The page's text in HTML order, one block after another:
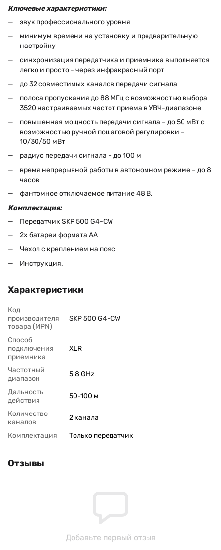
Ключевые характеристики:
звук профессионального уровня
минимум времени на установку и предварительную
настройку
синхронизация передатчика и приемника выполняется
легко и просто - через инфракрасный порт
до 32 совместимых каналов передачи сигнала
полоса пропускания до 88 МГц с возможностью выбора
3520 настраиваемых частот приема в УВЧ-диапазоне
повышенная мощность передачи сигнала – до 50 мВт с
возможностью ручной пошаговой регулировки –
10/30/50 мВт
радиус передачи сигнала – до 100 м
время непрерывной работы в автономном режиме – до 8
часов
фантомное отключаемое питание 48 В.
Комплектация:
Передатчик SKP 500 G4-CW
2х батареи формата AA
Чехол с креплением на пояс
Инструкция.
Характеристики
Код
производителя
товара (MPN)
SKP 500 G4-CW
Способ
подключения
приемника
XLR
Частотный
диапазон
5.8 GHz
Дальность
действия
50-100 м
Количество
каналов
2 канала
Комплектация Только передатчик
Отзывы
Добавьте первый отзыв